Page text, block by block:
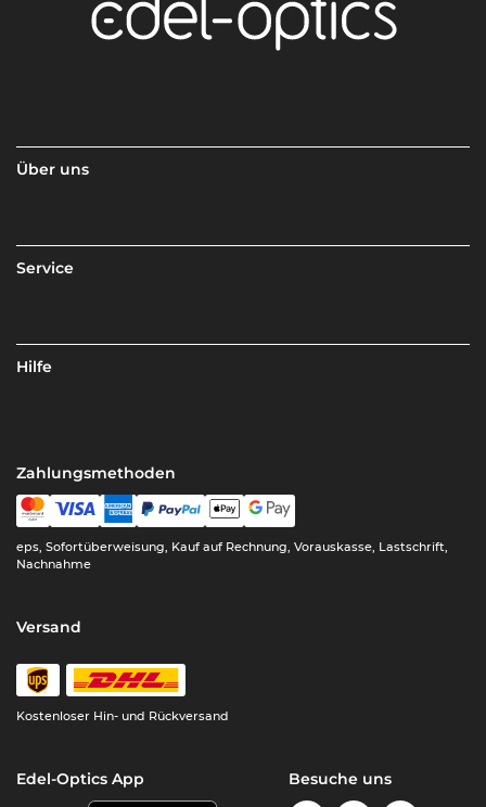
Über uns
Service
Hilfe
Zahlungsmethoden
eps, Sofortüberweisung, Kauf auf Rechnung, Vorauskasse, Lastschrift,
Nachnahme
Versand
Kostenloser Hin- und Rückversand
Edel-Optics App Besuche uns